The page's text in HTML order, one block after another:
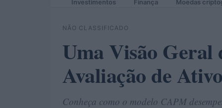
Investimentos Finança Moedas
NÃO CLASSIFICADO
Uma Visão
Avaliação de
Conheça como o modelo CAPM